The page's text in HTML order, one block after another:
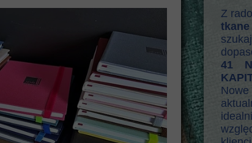
tasiemki introligatorskie
gumki notatnikowe, kalendarzowe
papier krepowany, merla, papier
grzbietówka
Z
tkane
41